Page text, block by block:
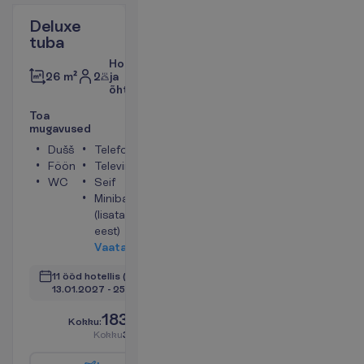
Deluxe
tuba
26 m² 2
Hommiku-
ja
õhtusöök
Toa
mugavused
Dušš
Föön
WC
Telefon
Televiisor
Seif
Minibaar
(lisatasu
eest)
Vaata
11 ööd hotellis (12 ööd kokku)
13.01.2027 - 25.01.2027
Kokku:1839.00
Kokku3678.00